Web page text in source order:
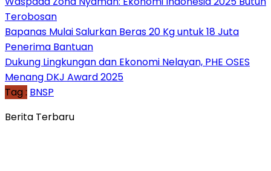
Terobosan
Bapanas Mulai Salurkan Beras 20 Kg untuk 18 Juta
Penerima Bantuan
Dukung Lingkungan dan Ekonomi Nelayan, PHE OSES
Menang DKJ Award 2025
Tag : BNSP
Berita Terbaru